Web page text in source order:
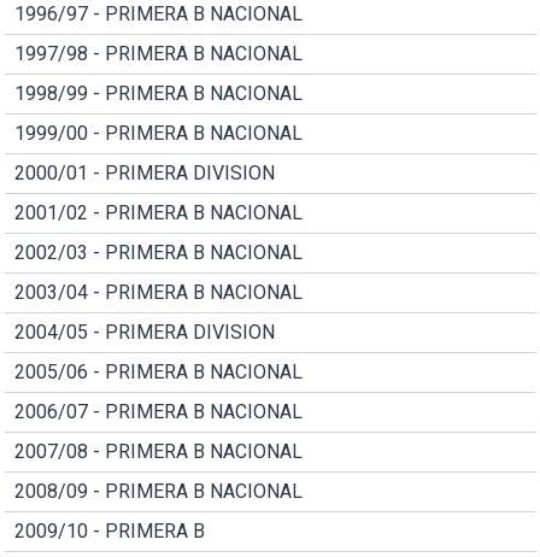
1996/97 - PRIMERA B NACIONAL
1997/98 - PRIMERA B NACIONAL
1998/99 - PRIMERA B NACIONAL
1999/00 - PRIMERA B NACIONAL
2000/01 - PRIMERA DIVISION
2001/02 - PRIMERA B NACIONAL
2002/03 - PRIMERA B NACIONAL
2003/04 - PRIMERA B NACIONAL
2004/05 - PRIMERA DIVISION
2005/06 - PRIMERA B NACIONAL
2006/07 - PRIMERA B NACIONAL
2007/08 - PRIMERA B NACIONAL
2008/09 - PRIMERA B NACIONAL
2009/10 - PRIMERA B